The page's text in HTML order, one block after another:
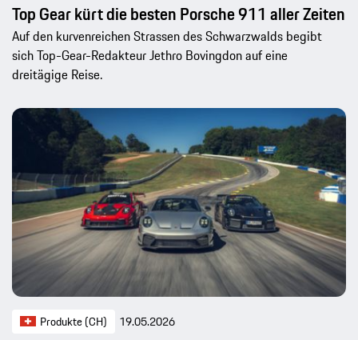
Top Gear kürt die besten Porsche 911 aller Zeiten
Auf den kurvenreichen Strassen des Schwarzwalds begibt
sich Top-Gear-Redakteur Jethro Bovingdon auf eine
dreitägige Reise.
Produkte (CH) 19.05.2026